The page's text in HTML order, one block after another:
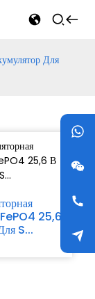
Для
25,6
S...